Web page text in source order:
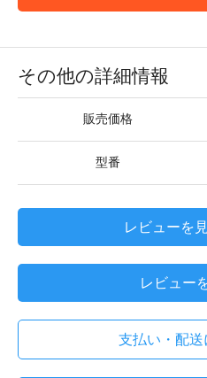
その他の詳細情報
販売価格
型番
レビューを
レビュー
支払い・配送